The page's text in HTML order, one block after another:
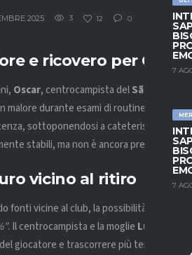
7
7
2025 3 12 0
e ricovero per Oscar
Oscar, centrocampista delSão Paulo
malore durante esami di routine. Il
sottoponendosi a cateterismo
stabili, ma non è ancora prevista la
vicino al ritiro
fonti vicine al club, la possibilità che
. Il centrocampista e la moglie Ludmila
giocatore e trascorrere più tempo con